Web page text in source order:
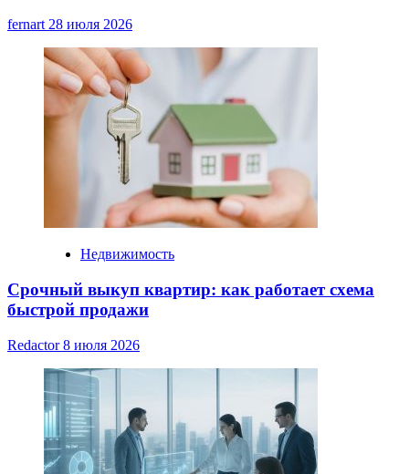
fernart 28 июля 2026
Недвижимость
Срочный выкуп квартир: как работает схема
быстрой продажи
Redactor8 июля 2026